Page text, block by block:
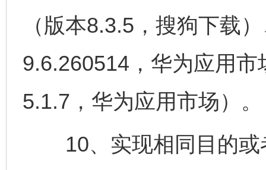
（版本8.3.5，搜狗下载
9.6.260514，华为应用
5.1.7，华为应用市场）。
10、实现相同目的或